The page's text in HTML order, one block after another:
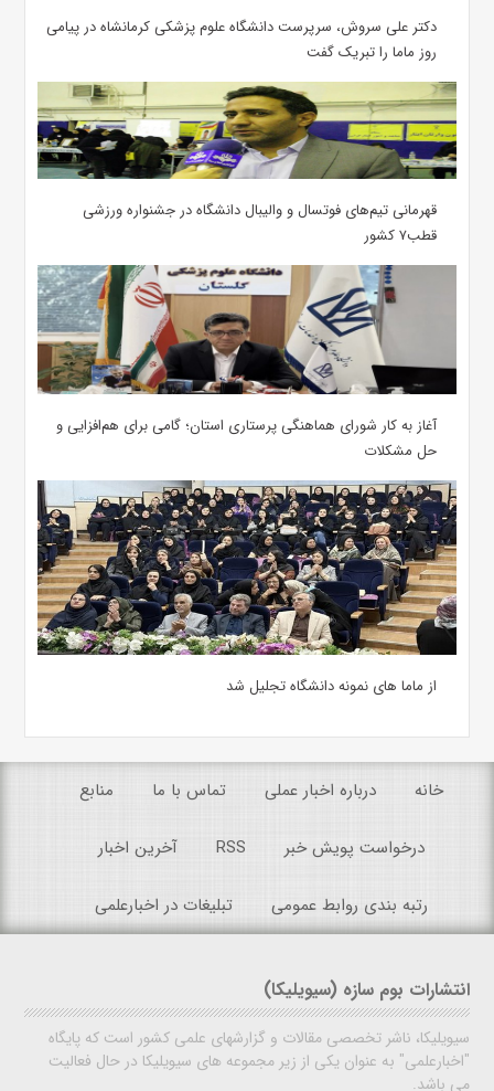
دکتر علی سروش، سرپرست دانشگاه علوم پزشکی کرمانشاه در پیامی
روز ماما را تبریک گفت
قهرمانی تیم‌های فوتسال و والیبال دانشگاه در جشنواره ورزشی
قطب۷ کشور
آغاز به کار شورای هماهنگی پرستاری استان؛ گامی برای هم‌افزایی و
حل مشکلات
از ماما های نمونه دانشگاه تجلیل شد
خانه درباره اخبار عملی تماس با ما منابع
درخواست پویش خبر RSS آخرین اخبار
رتبه بندی روابط عمومی تبلیغات در اخبارعلمی
انتشارات بوم سازه (سیویلیکا)
سیویلیکا، ناشر تخصصی مقالات و گزارشهای علمی کشور است که پایگاه
"اخبارعلمی" به عنوان یکی از زیر مجموعه های سیویلیکا در حال فعالیت
می باشد.